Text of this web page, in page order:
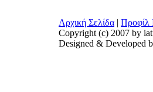
Αρχική Σελίδα | Προφίλ
Copyright (c) 2007 by
Designed & Developed